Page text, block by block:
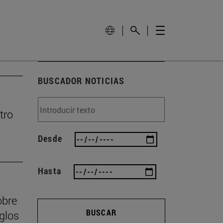
BUSCADOR NOTICIAS
Desde
Hasta
BUSCAR